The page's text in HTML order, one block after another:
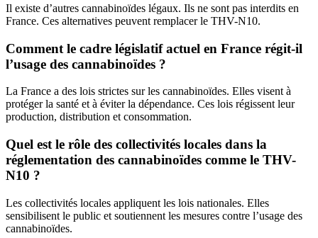
Il existe d’autres cannabinoïdes légaux. Ils ne sont pas interdits en
France. Ces alternatives peuvent remplacer le THV-N10.
Comment le cadre législatif actuel en France régit-il
l’usage des cannabinoïdes ?
La France a des lois strictes sur les cannabinoïdes. Elles visent à
protéger la santé et à éviter la dépendance. Ces lois régissent leur
production, distribution et consommation.
Quel est le rôle des collectivités locales dans la
réglementation des cannabinoïdes comme le THV-
N10 ?
Les collectivités locales appliquent les lois nationales. Elles
sensibilisent le public et soutiennent les mesures contre l’usage des
cannabinoïdes.